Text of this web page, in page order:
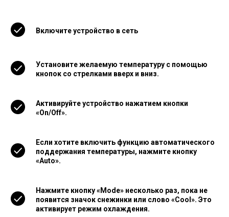
Включите устройство в сеть
Установите желаемую температуру с помощью
кнопок со стрелками вверх и вниз.
Активируйте устройство нажатием кнопки
«On/Off».
Если хотите включить функцию автоматического
поддержания температуры, нажмите кнопку
«Auto».
Нажмите кнопку «Mode» несколько раз, пока не
появится значок снежинки или слово «Cool». Это
активирует режим охлаждения.